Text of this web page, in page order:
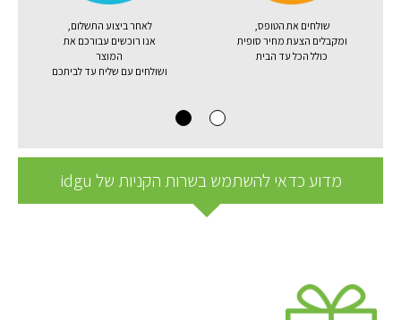
שולחים את הטופס,
ומקבלים הצעת מחיר סופית
כולל הכל עד הבית
לאחר ביצוע התשלום,
אנו רוכשים עבורכם את
המוצר
ושולחים עם שליח עד לביתכם
מדוע כדאי להשתמש בשרות הקניות של idgu